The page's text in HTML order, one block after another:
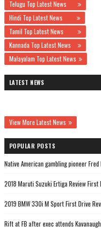
Telugu Top Latest News
Hindi Top Latest News
Tamil Top Latest News
Kannada Top Latest News
Malayalam Top Latest News
LATEST NEWS
View More Latest News
POPULAR POSTS
Native American gambling pioneer
2018 Maruti Suzuki Ertiga Review First
2019 BMW 330i M Sport First Drive
Rift at FB after exec attends